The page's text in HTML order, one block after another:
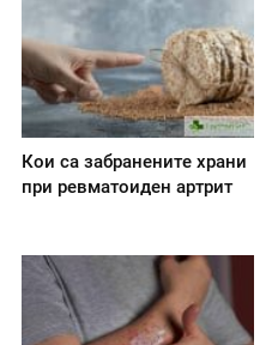
Кои са забранените храни
при ревматоиден артрит